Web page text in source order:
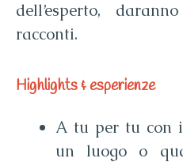
dell’esperto,
racconti.
Highlights & esperienze
A tu per tu con
un luogo o